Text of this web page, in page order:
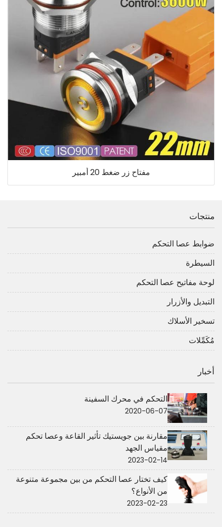
مفتاح زر ضغط 20 أمبير
منتجات
ضوابط عصا التحكم
السيطرة
لوحة مفاتيح عصا التحكم
التبديل والأزرار
تسخير الأسلاك
مُكَمِّلات
أخبار
التحكم في محرك السفينة
2020-06-07
مقارنة بين جويستيك تأثير القاعة وعصا تحكم
مقياس الجهد
2023-02-14
كيف تختار عصا التحكم من بين مجموعة متنوعة
من الأنواع؟
2023-02-23